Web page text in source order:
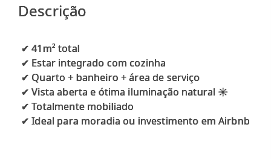
Descrição
✔ 41m² total
✔ Estar integrado com cozinha
✔ Quarto + banheiro + área de serviço
✔ Vista aberta e ótima iluminação natural ☀
✔ Totalmente mobiliado